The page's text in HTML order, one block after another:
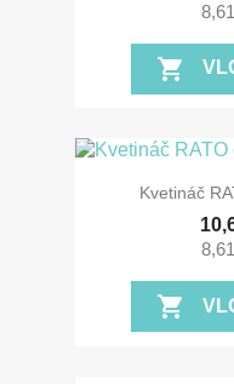
shopping_cart
Kvetináč
shopping_cart